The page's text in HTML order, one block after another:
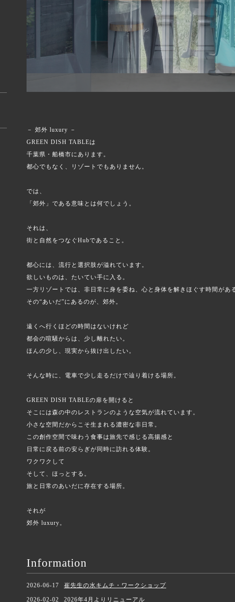
－ 郊外 luxury －
GREEN DISH TABLEは
千葉県・船橋市にあります。
都心でもなく、リゾートでもありません。
では、
「郊外」である意味とは何でしょう。
それは、
街と自然をつなぐHubであること。
都心には、流行と選択肢が溢れています。
欲しいものは、たいてい手に入る。
一方リゾートでは、非日常に身を委ね、心と身体を解きほぐす時間があ
その“あいだ”にあるのが、郊外。
遠くへ行くほどの時間はないけれど
都会の喧騒からは、少し離れたい。
ほんの少し、現実から抜け出したい。
そんな時に、電車で少し走るだけで辿り着ける場所。
GREEN DISH TABLEの扉を開けると
そこには森の中のレストランのような空気が流れています。
小さな空間だからこそ生まれる濃密な非日常。
この創作空間で味わう食事は旅先で感じる高揚感と
日常に戻る前の安らぎが同時に訪れる体験。
ワクワクして
そして、ほっとする。
旅と日常のあいだに存在する場所。
それが
郊外 luxury。
Information
2026-06-17 崔先生の水キムチ・ワークショップ
2026-02-02 2026年4月よりリニューアル